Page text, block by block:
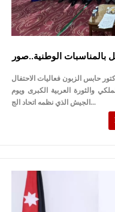
بالمناسبات الوطنية..صور
حابس الزبون فعاليات الاحتفال
والثورة العربية الكبرى ويوم
الجيش الذي نظمه اتحاد الج...